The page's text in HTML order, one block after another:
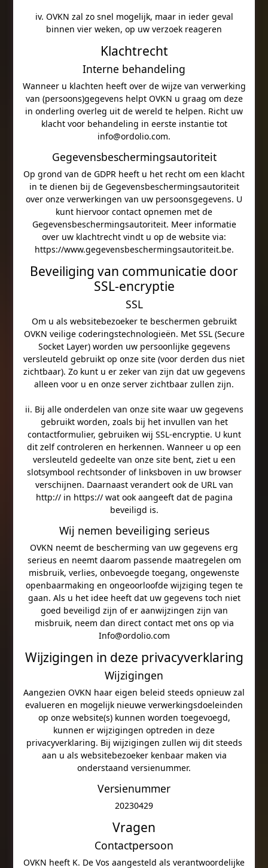
iv. OVKN zal zo snel mogelijk, maar in ieder geval
binnen vier weken, op uw verzoek reageren
Klachtrecht
Interne behandeling
Wanneer u klachten heeft over de wijze van verwerking
van (persoons)gegevens helpt OVKN u graag om deze
in onderling overleg uit de wereld te helpen. Richt uw
klacht voor behandeling in eerste instantie tot
info@ordolio.com.
Gegevensbeschermingsautoriteit
Op grond van de GDPR heeft u het recht om een klacht
in te dienen bij de Gegevensbeschermingsautoriteit
over onze verwerkingen van uw persoonsgegevens. U
kunt hiervoor contact opnemen met de
Gegevensbeschermingsautoriteit. Meer informatie
over uw klachtrecht vindt u op de website via:
https://www.gegevensbeschermingsautoriteit.be.
Beveiliging van communicatie door
SSL-encryptie
SSL
Om u als websitebezoeker te beschermen gebruikt
OVKN veilige coderingstechnologieën. Met SSL (Secure
Socket Layer) worden uw persoonlijke gegevens
versleuteld gebruikt op onze site (voor derden dus niet
zichtbaar). Zo kunt u er zeker van zijn dat uw gegevens
alleen voor u en onze server zichtbaar zullen zijn.
ii. Bij alle onderdelen van onze site waar uw gegevens
gebruikt worden, zoals bij het invullen van het
contactformulier, gebruiken wij SSL-encryptie. U kunt
dit zelf controleren en herkennen. Wanneer u op een
versleuteld gedeelte van onze site bent, ziet u een
slotsymbool rechtsonder of linksboven in uw browser
verschijnen. Daarnaast verandert ook de URL van
http:// in https:// wat ook aangeeft dat de pagina
beveiligd is.
Wij nemen beveiliging serieus
OVKN neemt de bescherming van uw gegevens erg
serieus en neemt daarom passende maatregelen om
misbruik, verlies, onbevoegde toegang, ongewenste
openbaarmaking en ongeoorloofde wijziging tegen te
gaan. Als u het idee heeft dat uw gegevens toch niet
goed beveiligd zijn of er aanwijzingen zijn van
misbruik, neem dan direct contact met ons op via
Info@ordolio.com
Wijzigingen in deze privacyverklaring
Wijzigingen
Aangezien OVKN haar eigen beleid steeds opnieuw zal
evalueren en mogelijk nieuwe verwerkingsdoeleinden
op onze website(s) kunnen worden toegevoegd,
kunnen er wijzigingen optreden in deze
privacyverklaring. Bij wijzigingen zullen wij dit steeds
aan u als websitebezoeker kenbaar maken via
onderstaand versienummer.
Versienummer
20230429
Vragen
Contactpersoon
OVKN heeft K. De Vos aangesteld als verantwoordelijke